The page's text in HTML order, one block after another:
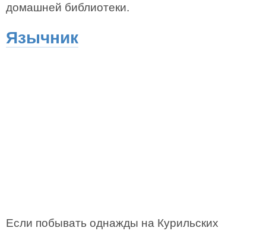
домашней библиотеки.
Язычник
Если побывать однажды на Курильских